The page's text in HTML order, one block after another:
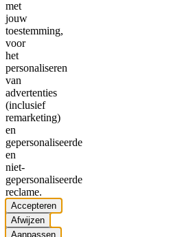
met
jouw
toestemming,
voor
het
personaliseren
van
advertenties
(inclusief
remarketing)
en
gepersonaliseerde
en
niet-
gepersonaliseerde
reclame.
Accepteren
Afwijzen
Aanpassen